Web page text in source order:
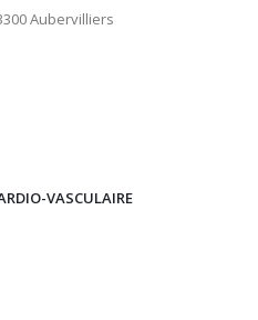
Aubervilliers
VASCULAIRE